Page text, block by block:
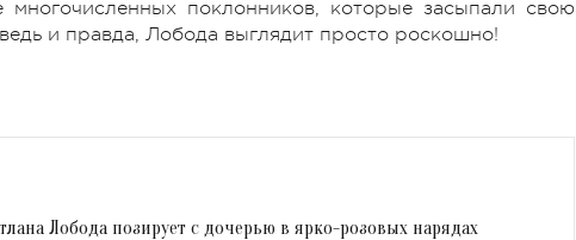
поклонников, которые засыпали свою
и правда, Лобода выглядит просто роскошно!
Лобода позирует с дочерью в ярко-розовых нарядах